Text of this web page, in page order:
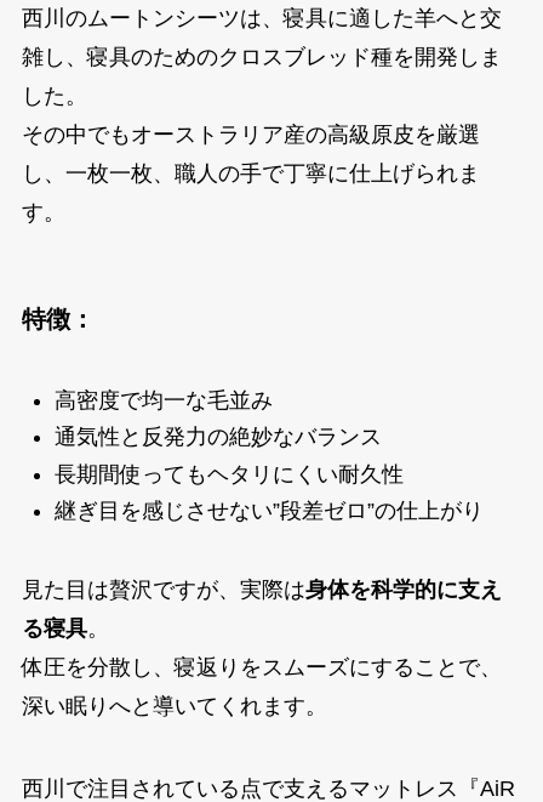
西川のムートンシーツは、寝具に適した羊へと交
雑し、寝具のためのクロスブレッド種を開発しま
した。
その中でもオーストラリア産の高級原皮を厳選
し、一枚一枚、職人の手で丁寧に仕上げられま
す。
特徴：
高密度で均一な毛並み
通気性と反発力の絶妙なバランス
長期間使ってもヘタリにくい耐久性
継ぎ目を感じさせない”段差ゼロ”の仕上がり
見た目は贅沢ですが、実際は身体を科学的に支え
る寝具。
体圧を分散し、寝返りをスムーズにすることで、
深い眠りへと導いてくれます。
西川で注目されている点で支えるマットレス『AiR